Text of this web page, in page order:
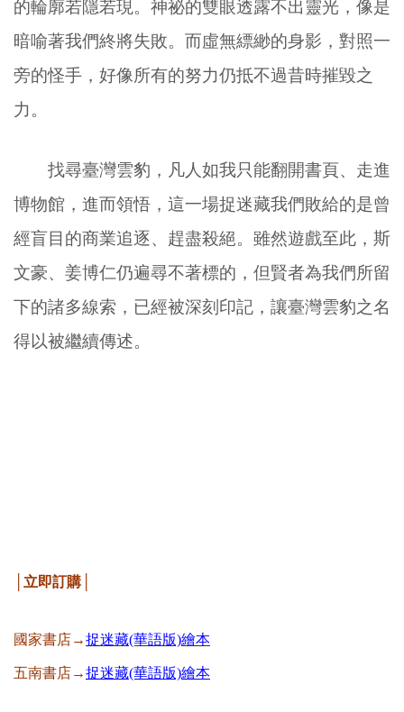
的輪廓若隱若現。神祕的雙眼透露不出靈光，像是
暗喻著我們終將失敗。而虛無縹緲的身影，對照一
旁的怪手，好像所有的努力仍抵不過昔時摧毀之
力。
找尋臺灣雲豹，凡人如我只能翻開書頁、走進
博物館，進而領悟，這一場捉迷藏我們敗給的是曾
經盲目的商業追逐、趕盡殺絕。雖然遊戲至此，斯
文豪、姜博仁仍遍尋不著標的，但賢者為我們所留
下的諸多線索，已經被深刻印記，讓臺灣雲豹之名
得以被繼續傳述。
│立即訂購│
國家書店→捉迷藏(華語版)繪本
五南書店→捉迷藏(華語版)繪本